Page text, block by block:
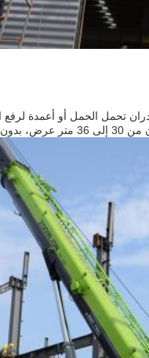
تحمل الحمل أو أعمدة لرفع